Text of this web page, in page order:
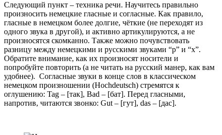
Следующий пункт – техника речи. Научитесь правильно
произносить немецкие гласные и согласные. Как правило,
гласные в немецком более долгие, чёткие (не переходят из
одного звука в другой), и активно артикулируются, а не
произносятся скомканно. Также можно почувствовать
разницу между немецкими и русскими звуками “р” и “х”.
Обратите внимание, как их произносят носители и
попробуйте повторить (а не читать на русский манер, как вам
удобнее). Согласные звуки в конце слов в классическом
немецком произношении (Hochdeutsch) стремятся к
оглушению: Tag – [так], Bad – [бат]. Перед гласными,
напротив, читаются звонко: Gut – [гут], das – [дас].